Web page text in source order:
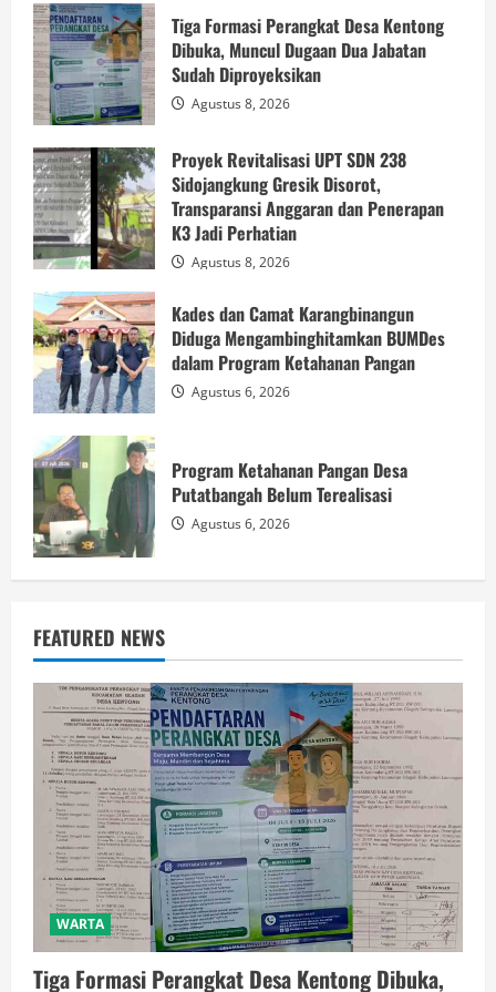
Tiga Formasi Perangkat Desa Kentong
Dibuka, Muncul Dugaan Dua Jabatan
Sudah Diproyeksikan
Agustus 8, 2026
Proyek Revitalisasi UPT SDN 238
Sidojangkung Gresik Disorot,
Transparansi Anggaran dan Penerapan
K3 Jadi Perhatian
Agustus 8, 2026
Kades dan Camat Karangbinangun
Diduga Mengambinghitamkan BUMDes
dalam Program Ketahanan Pangan
Agustus 6, 2026
Program Ketahanan Pangan Desa
Putatbangah Belum Terealisasi
Agustus 6, 2026
FEATURED NEWS
WARTA
Tiga Formasi Perangkat Desa Kentong Dibuka,